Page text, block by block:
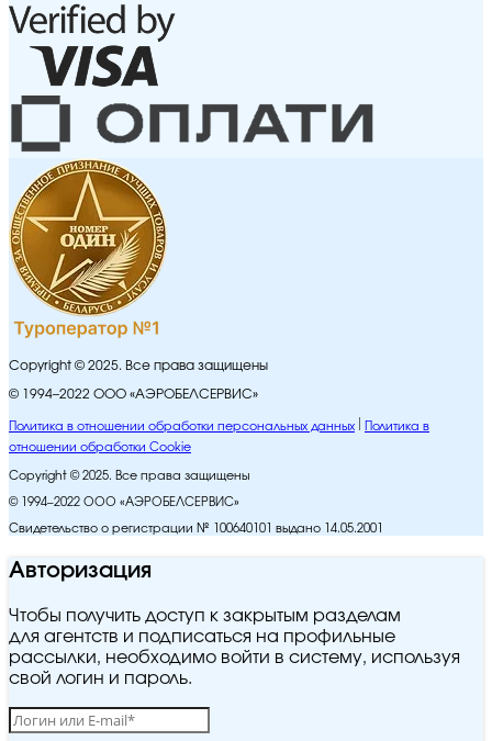
Copyright © 2025. Все права защищены
© 1994–2022 ООО «АЭРОБЕЛСЕРВИС»
Политика в отношении обработки персональных данных
Политика в
отношении обработки Cookie
Copyright © 2025. Все права защищены
© 1994–2022 ООО «АЭРОБЕЛСЕРВИС»
Свидетельство о регистрации № 100640101 выдано 14.05.2001
Авторизация
Чтобы получить доступ к закрытым разделам
для агентств и подписаться на профильные
рассылки, необходимо войти в систему, используя
свой логин и пароль.